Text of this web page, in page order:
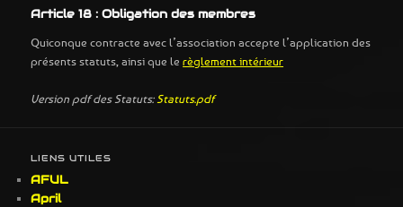
Article 18 : Obligation des membres
Quiconque contracte avec l’association accepte l’application des
présents statuts, ainsi que lerèglement intérieur
Version pdf des Statuts:Statuts.pdf
LIENS UTILES
AFUL
April